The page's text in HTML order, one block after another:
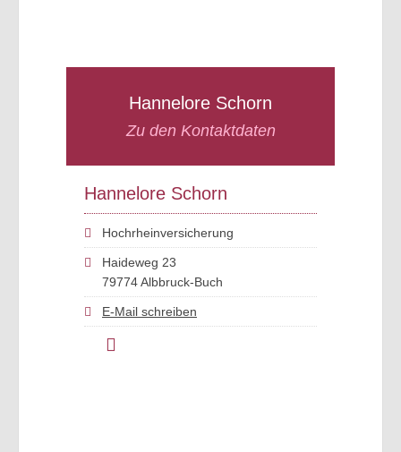
Hannelore Schorn
Zu den Kontaktdaten
Hannelore Schorn
Hochrheinversicherung
Haideweg 23
79774 Albbruck-Buch
E-Mail schreiben